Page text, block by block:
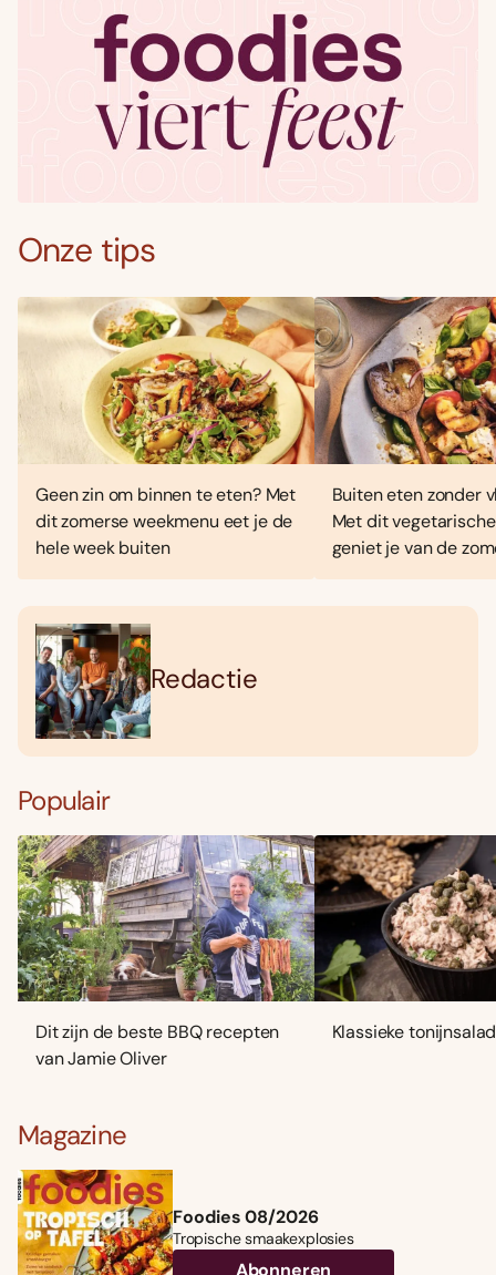
Onze tips
Geen zin om binnen te eten? Met
dit zomerse weekmenu eet je de
hele week buiten
Buiten eten zonder
Met dit
geniet je van de
Redactie
Populair
Dit zijn de beste BBQ recepten
van Jamie Oliver
Klassieke
Magazine
Foodies 08/2026
Tropische smaakexplosies
Abonneren